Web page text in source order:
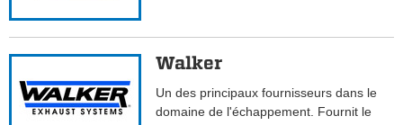
Walker
Un des principaux fournisseurs dans le
domaine de l'échappement. Fournit le